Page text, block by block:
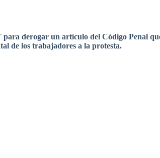
para derogar un artículo del Código Penal
de los trabajadores a la protesta.